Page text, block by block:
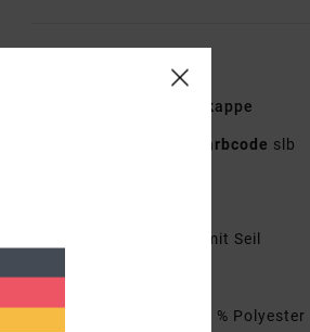
Männer Weiss Truckerkappe
Farbcode slb
Gebogene Trucker mit Seil
100 % Polyester